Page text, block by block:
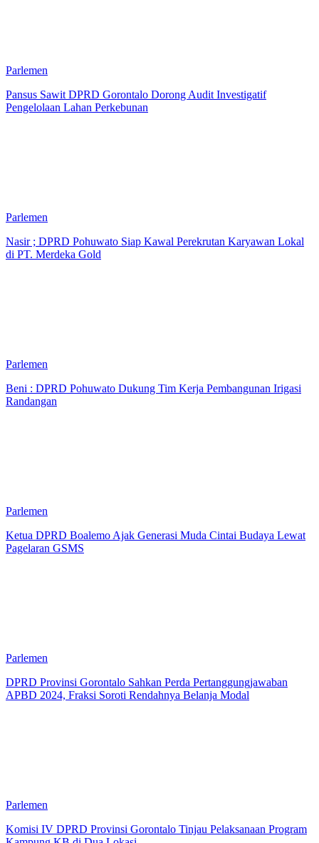
Parlemen
Pansus Sawit DPRD Gorontalo Dorong Audit Investigatif
Pengelolaan Lahan Perkebunan
Parlemen
Nasir ; DPRD Pohuwato Siap Kawal Perekrutan Karyawan Lokal
di PT. Merdeka Gold
Parlemen
Beni : DPRD Pohuwato Dukung Tim Kerja Pembangunan Irigasi
Randangan
Parlemen
Ketua DPRD Boalemo Ajak Generasi Muda Cintai Budaya Lewat
Pagelaran GSMS
Parlemen
DPRD Provinsi Gorontalo Sahkan Perda Pertanggungjawaban
APBD 2024, Fraksi Soroti Rendahnya Belanja Modal
Parlemen
Komisi IV DPRD Provinsi Gorontalo Tinjau Pelaksanaan Program